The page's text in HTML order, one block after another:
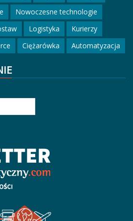
Nowoczesne technologie
Logistyka
Kurierzy
Ciężarówka Automatyzacja